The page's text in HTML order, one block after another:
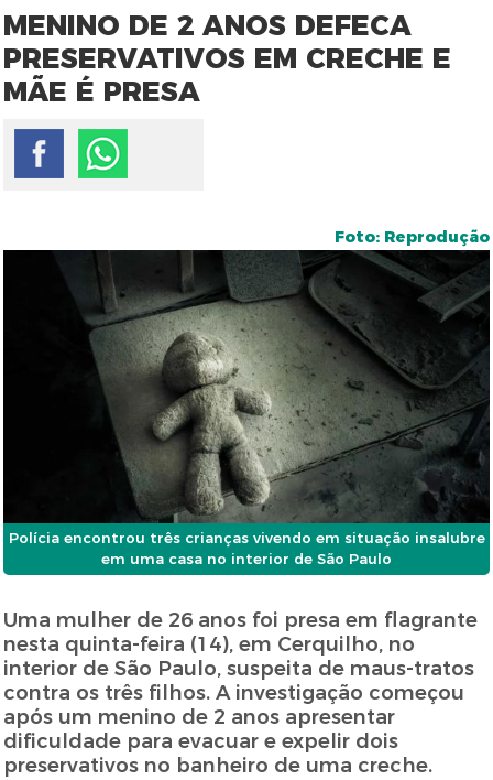
MENINO DE 2 ANOS DEFECA
PRESERVATIVOS EM CRECHE E
MÃE É PRESA
Foto: Reprodução
Polícia encontrou três crianças vivendo em situação insalubre
em uma casa no interior de São Paulo
Uma mulher de 26 anos foi presa em flagrante
nesta quinta-feira (14), em Cerquilho, no
interior de São Paulo, suspeita de maus-tratos
contra os três filhos. A investigação começou
após um menino de 2 anos apresentar
dificuldade para evacuar e expelir dois
preservativos no banheiro de uma creche.